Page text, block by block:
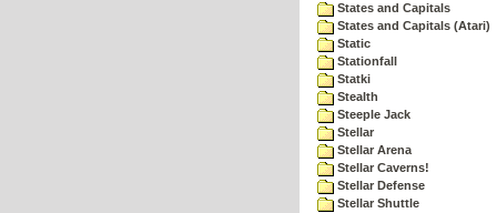
States and Capitals
States and Capitals (Atari)
Static
Stationfall
Statki
Stealth
Steeple Jack
Stellar
Stellar Arena
Stellar Caverns!
Stellar Defense
Stellar Shuttle